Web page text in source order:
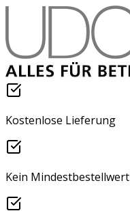
Kostenlose Lieferung
Kein Mindestbestellwert